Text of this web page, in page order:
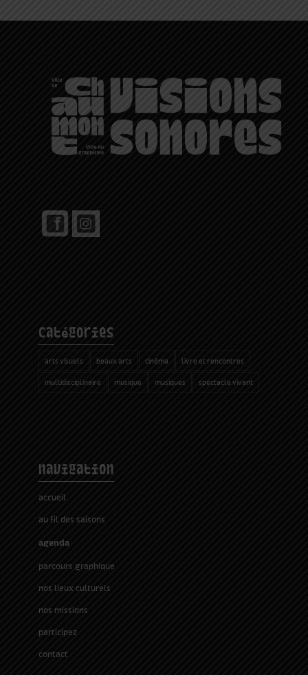
catégories
arts visuels beaux arts cinéma livre et rencontres
multidisciplinaire musique musiques spectacle vivant
navigation
accueil
au fil des saisons
agenda
parcours graphique
nos lieux culturels
nos missions
participez
contact